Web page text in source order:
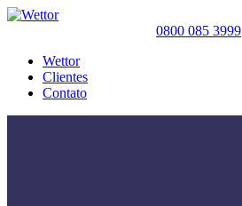
0800 085 3999
Wettor
Clientes
Contato